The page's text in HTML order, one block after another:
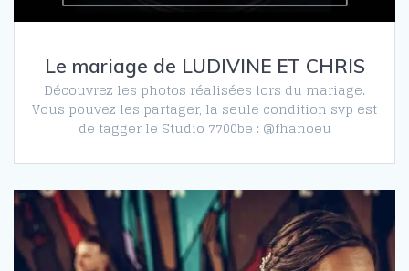
Le mariage de LUDIVINE ET CHRIS
Découvrez les photos réalisées lors du mariage.
Vous pouvez les partager, la seule condition svp est
de tagger le Studio 7700be : @fhanoeu